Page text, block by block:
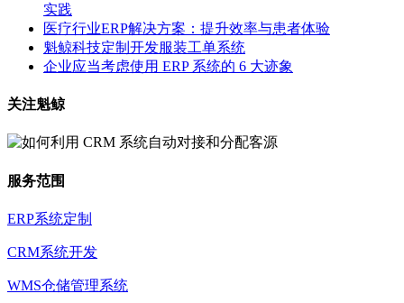
实践
医疗行业ERP解决方案：提升效率与患者体验
魁鲸科技定制开发服装工单系统
企业应当考虑使用 ERP 系统的 6 大迹象
关注魁鲸
服务范围
ERP系统定制
CRM系统开发
WMS仓储管理系统